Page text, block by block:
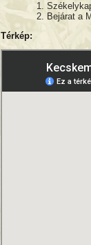
Bejárat a
Térkép: